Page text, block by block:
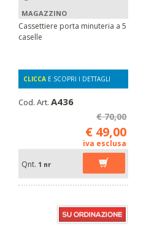
MAGAZZINO
Cassettiere porta minuteria a 5
caselle
CLICCA E SCOPRI I DETTAGLI
Cod. Art. A436
€ 70,00
€ 49,00
iva esclusa
Qnt. 1 nr